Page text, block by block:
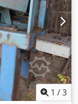
1 /3